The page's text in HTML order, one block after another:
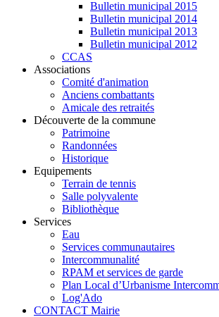
Bulletin municipal 2015
Bulletin municipal 2014
Bulletin municipal 2013
Bulletin municipal 2012
CCAS
Associations
Comité d'animation
Anciens combattants
Amicale des retraités
Découverte de la commune
Patrimoine
Randonnées
Historique
Equipements
Terrain de tennis
Salle polyvalente
Bibliothèque
Services
Eau
Services communautaires
Intercommunalité
RPAM et services de garde
Plan Local d’Urbanisme
Log'Ado
CONTACT Mairie